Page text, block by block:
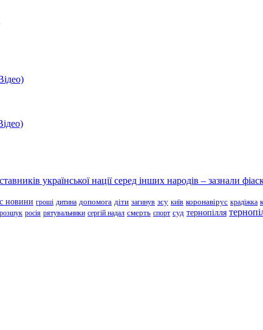
української нації серед інших народів – зазнали
новини гроші дитина допомога діти загинув зсу київ коронавірус крадіжка
розшук росія рятувальники сергій надал смерть спорт суд тернопілля